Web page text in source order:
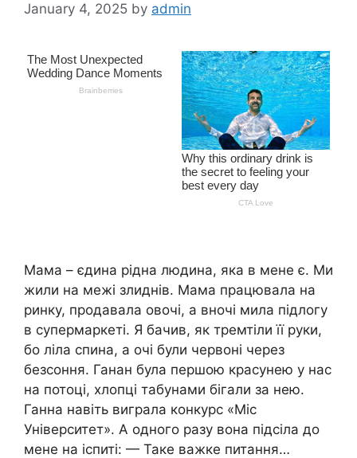
January 4, 2025 by admin
Мама – єдина рідна людина, яка в мене є. Ми
жили на межі злиднів. Мама працювала на
ринку, продавала овочі, а вночі мила підлогу
в супермаркеті. Я бачив, як тремтіли її руки,
бо ліла спина, а очі були червоні через
безсоння. Ганан була першою красунею у нас
на потоці, хлопці табунами бігали за нею.
Ганна навіть виграла конкурс «Міс
Університет». А одного разу вона підсіла до
мене на іспиті: — Таке важке питання…